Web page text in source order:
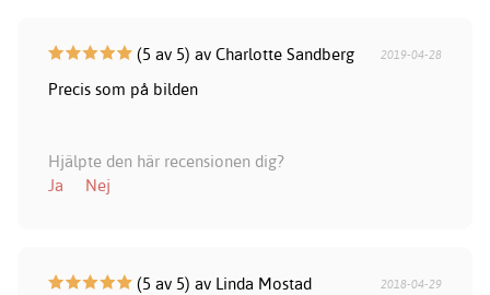
(5 av 5) av Charlotte Sandberg 2019-04-28
Precis som på bilden
Hjälpte den här recensionen dig?
Ja
Nej
(5 av 5) av Linda Mostad 2018-04-29